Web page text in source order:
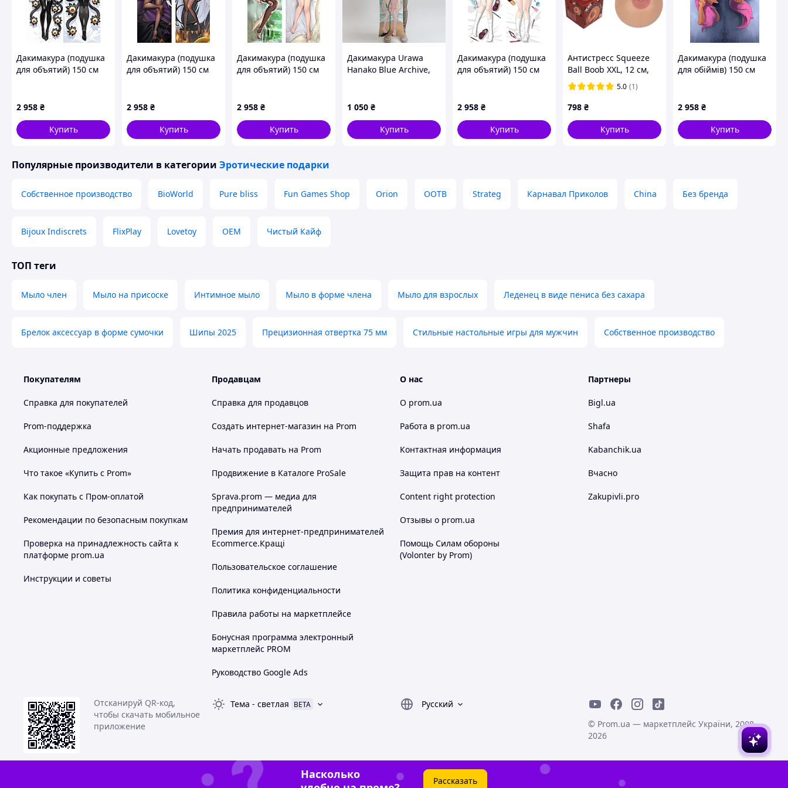
Дакимакура (подушка
для объятий) 150 см
2 958 ₴
Купить
Дакимакура (подушка
для объятий) 150 см
2 958 ₴
Купить
Дакимакура (подушка
для объятий) 150 см
Hideout Lizard Staudt»
2 958 ₴
Купить
Дакимакура Urawa
Hanako Blue Archive,
быстрой доставкой по
1 050 ₴
Купить
Дакимакура (подушка
для объятий) 150 см
2 958 ₴
Купить
Антистресс Squeeze
Ball Boob XXL, 12 см,
900 г sexstyle5.0 (1)
798 ₴
Купить
Дакимакура (подушка
для обіймів) 150 см
2 958 ₴
Купить
Популярные производители в категории Эротические подарки
Собственное производство BioWorld Pure bliss Fun Games Shop Orion OOTB Strateg Карнавал Приколов China Без бренда
Bijoux Indiscrets FlixPlay Lovetoy OEM Чистый Кайф
ТОП теги
Мыло член Мыло на присоске Интимное мыло Мыло в форме члена Мыло для взрослых Леденец в виде пениса без сахара
Брелок аксессуар в форме сумочки Шипы 2025 Прецизионная отвертка 75 мм Стильные настольные игры для мужчин Собственное производство
Покупателям
Справка для покупателей
Prom-поддержка
Акционные предложения
Что такое «Купить с Prom»
Как покупать с Пром-оплатой
Рекомендации по безопасным покупкам
Проверка на принадлежность сайта к
платформе prom.ua
Инструкции и советы
Продавцам
Справка для продавцов
Создать интернет-магазин на Prom
Начать продавать на Prom
Продвижение в Каталоге ProSale
Sprava.prom — медиа для
предпринимателей
Премия для интернет-предпринимателей
Ecommerce.Кращі
Пользовательское соглашение
Политика конфиденциальности
Правила работы на маркетплейсе
Бонусная программа электронный
маркетплейс PROM
Руководство Google Ads
О нас
О prom.ua
Работа в prom.ua
Контактная информация
Защита прав на контент
Content right protection
Отзывы о prom.ua
Помощь Силам обороны
(Volonter by Prom)
Партнеры
Bigl.ua
Shafa
Kabanchik.ua
Вчасно
Zakupivli.pro
Отсканируй QR-код,
чтобы скачать мобильное
приложение
Тема - светлая BETA
Русский
© Prom.ua — маркетплейс України, 2008-
2026
Насколько
Рассказать